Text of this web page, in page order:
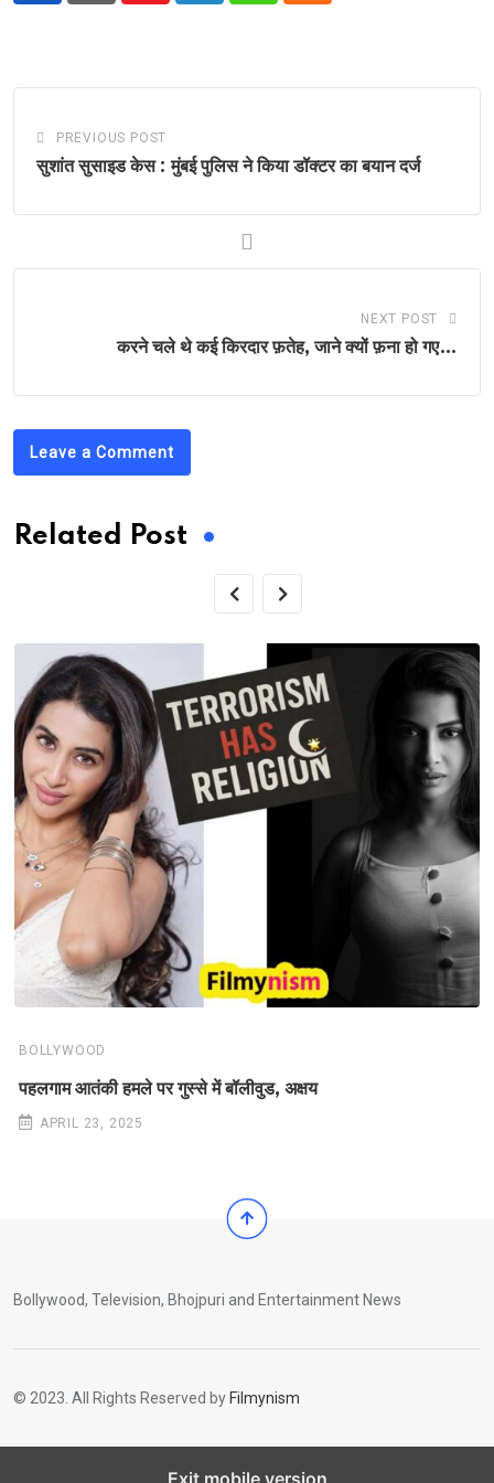
PREVIOUS POST
सुशांत सुसाइड केस : मुंबई पुलिस ने किया डॉक्टर का बयान दर्ज
NEXT POST
करने चले थे कई किरदार फ़तेह, जाने क्यों फ़ना हो गए…
Leave a Comment
Related Post
BOLLYWOOD
पहलगाम आतंकी हमले पर गुस्से में बॉलीवुड, अक्षय
APRIL 23, 2025
Bollywood, Television, Bhojpuri and Entertainment News
© 2023. All Rights Reserved by Filmynism